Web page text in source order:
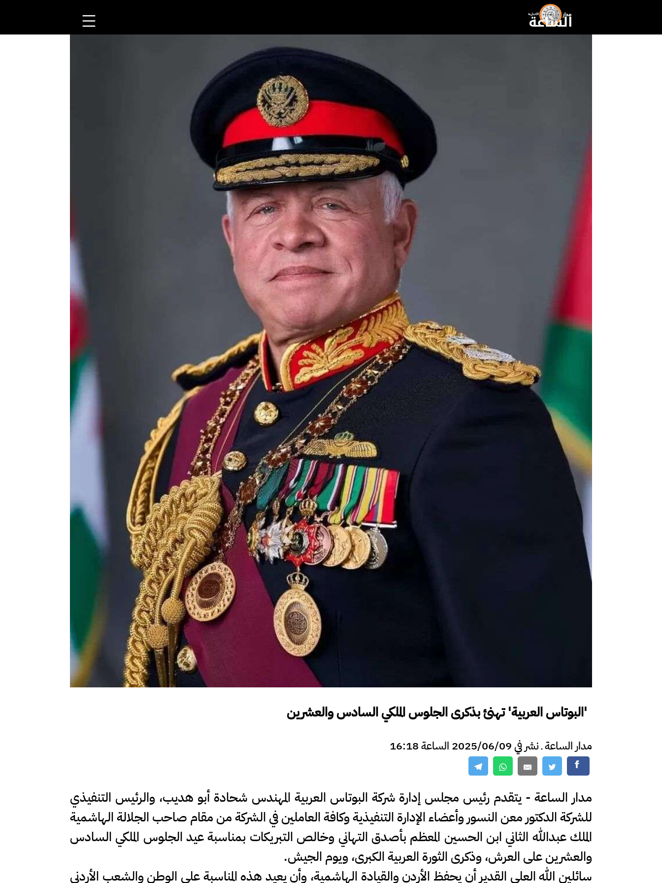
'البوتاس العربية' تهنئ بذكرى الجلوس الملكي السادس والعشرين
مدار الساعة ـ نشر في 2025/06/09 الساعة 16:18
مدار الساعة - يتقدم رئيس مجلس إدارة شركة البوتاس العربية المهندس شحادة أبو هديب، والرئيس التنفيذي
للشركة الدكتور معن النسور وأعضاء الإدارة التنفيذية وكافة العاملين في الشركة من مقام صاحب الجلالة الهاشمية
الملك عبدالله الثاني ابن الحسين المعظم بأصدق التهاني وخالص التبريكات بمناسبة عيد الجلوس الملكي السادس
والعشرين على العرش، وذكرى الثورة العربية الكبرى، ويوم الجيش.
سائلين الله العلي القدير أن يحفظ الأردن والقيادة الهاشمية، وأن يعيد هذه المناسبة على الوطن والشعب الأردني